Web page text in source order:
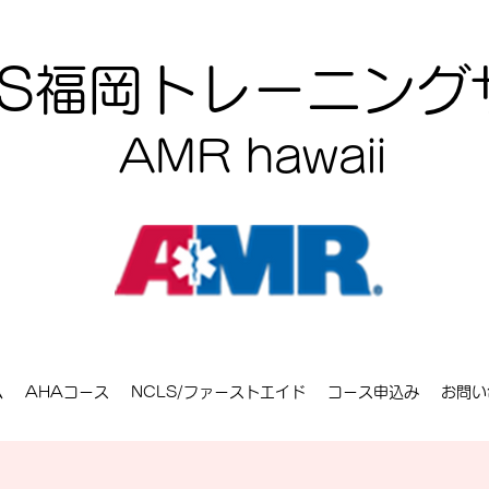
福岡トレーニング
AMR hawaii
AHAコース NCLS/ファーストエイド コース申込み お問